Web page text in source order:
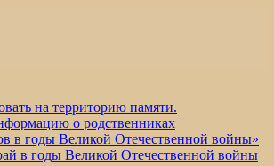
на территорию памяти.
о родственниках
в годы Великой Отечественной войны»
в годы Великой Отечественной войны